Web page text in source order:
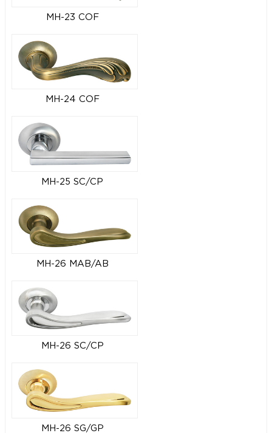
MH-23 COF
MH-24 COF
MH-25 SC/CP
MH-26 MAB/AB
MH-26 SC/CP
MH-26 SG/GP